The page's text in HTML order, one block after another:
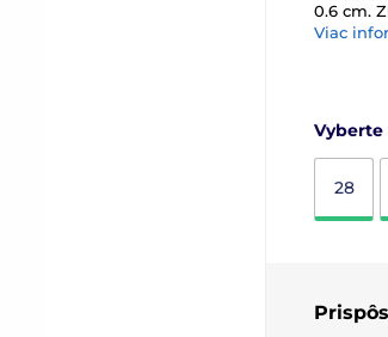
0.6 cm.
Viac
Vyberte
28